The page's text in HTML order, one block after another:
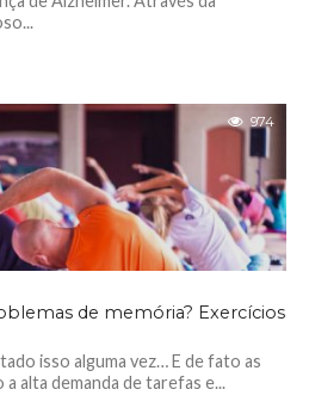
974
de memória? Exercícios
isso alguma vez… E de fato as
alta demanda de tarefas e...